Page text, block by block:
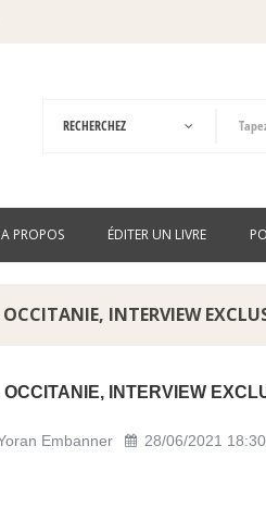
A PROPOS ÉDITER UN LIVRE
INTERVIEW
INTERVIEW
Embanner 28/06/2021